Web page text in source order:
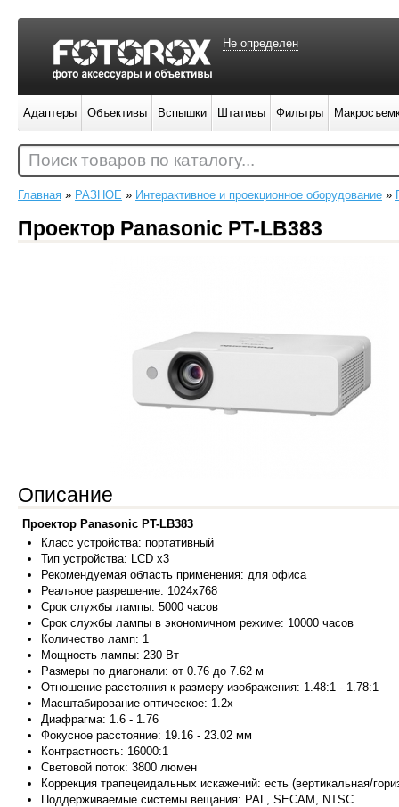
Главная » РАЗНОЕ » Интерактивное и проекционное оборудование »
Проектор Panasonic PT-LB383
Описание
Проектор Panasonic PT-LB383
Класс устройства: портативный
Тип устройства: LCD x3
Рекомендуемая область применения: для офиса
Реальное разрешение: 1024x768
Срок службы лампы: 5000 часов
Срок службы лампы в экономичном режиме: 10000 часов
Количество ламп: 1
Мощность лампы: 230 Вт
Размеры по диагонали: от 0.76 до 7.62 м
Отношение расстояния к размеру изображения: 1.48:1 - 1.78:1
Масштабирование оптическое: 1.2x
Диафрагма: 1.6 - 1.76
Фокусное расстояние: 19.16 - 23.02 мм
Контрастность: 16000:1
Световой поток: 3800 люмен
Коррекция трапецеидальных искажений: есть (вертикальная/
Поддерживаемые системы вещания: PAL, SECAM, NTSC
Не определен
Адаптеры Объективы Вспышки Штативы Фильтры
Поиск товаров по каталогу...